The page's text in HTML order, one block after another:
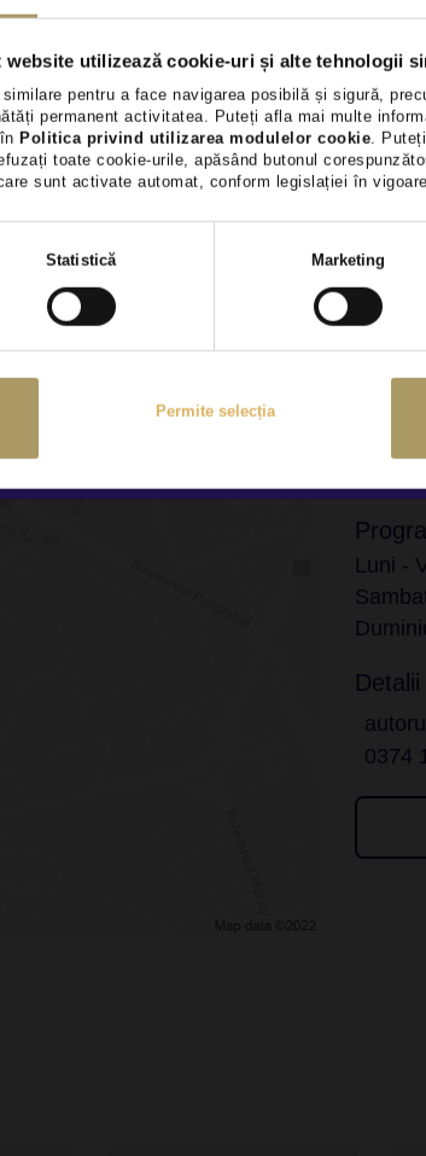
website utilizează cookie-uri și alte tehnologii
pentru a face navigarea posibilă și sigură,
permanent activitatea. Puteți afla mai multe
Politica privind utilizarea modulelor cookie.
toate cookie-urile, apăsând butonul
sunt activate automat, conform legislației în
consimțământului
Statistică Marketing
Permite selecția
aici sa fie corecte si transparente. Cu
asumam responsabilitatea. Va rugam
oferi toate detaliile necesare.
Bucuresti
Luni -
0374